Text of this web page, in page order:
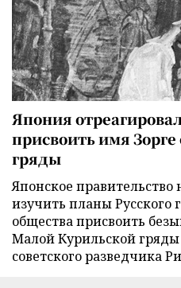
Япония
присвоить имя
гряды
Японское
изучить планы Русского
общества присвоить
Малой Курильской
советского разведчика